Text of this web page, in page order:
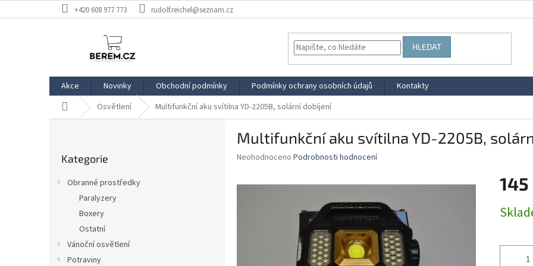
na
+420 608 977 773 rudolf.reichel@seznam.cz
HLEDAT
Akce Novinky Obchodní podmínky Podmínky ochrany osobních údajů
Kontakty
Domů Osvětlení Multifunkční aku svítilna YD-2205B, solární dobíjení
kategorie
Kategorie
Obranné prostředky
Paralyzery
Boxery
Ostatní
Vánoční osvětlení
Potraviny
Multifunkční aku svítilna YD-2205B,
Průměrné
Neohodnoceno Podrobnosti hodnocení
145
cena: